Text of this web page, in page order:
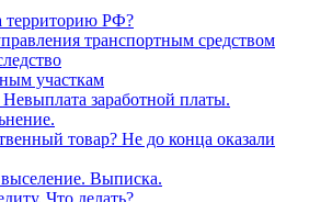
территорию РФ?
транспортным средством
участкам
заработной платы.
товар? Не до конца оказали
Выписка.